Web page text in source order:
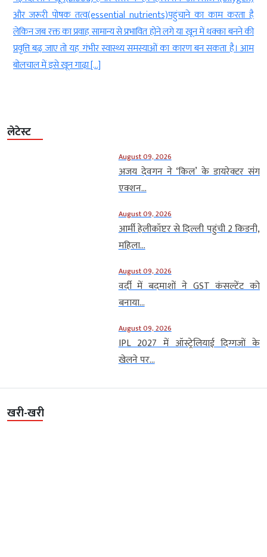
और जरूरी पोषक तत्व(essential nutrients)पहुंचाने का काम करता है
लेकिन जब रक्त का प्रवाह सामान्य से प्रभावित होने लगे या खून में थक्का बनने की
प्रवृत्ति बढ़ जाए तो यह गंभीर स्वास्थ्य समस्याओं का कारण बन सकता है। आम
बोलचाल में इसे खून गाढ़ा […]
लेटेस्ट
August 09, 2026
अजय देवगन ने ‘किल’ के डायरेक्टर संग
एक्शन...
August 09, 2026
आर्मी हेलीकॉप्टर से दिल्ली पहुंची 2 किडनी,
महिला...
August 09, 2026
वर्दी में बदमाशों ने GST कंसल्टेंट को
बनाया...
August 09, 2026
IPL 2027 में ऑस्ट्रेलियाई दिग्गजों के
खेलने पर...
खरी-खरी